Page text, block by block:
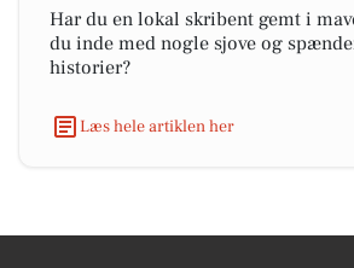
Har du en lokal skribent gemt i
du inde med nogle sjove og
historier?
Læs hele artiklen her